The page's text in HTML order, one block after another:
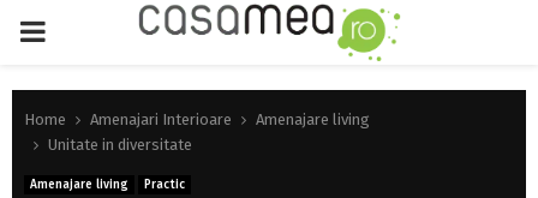
PRIMARY
MENU
Home Amenajari Interioare
Amenajare living
Unitate in diversitate
Amenajare living Practic